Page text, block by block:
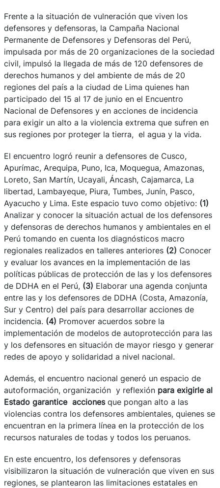
Frente a la situación de vulneración que viven los
defensores y defensoras, la Campaña Nacional
Permanente de Defensores y Defensoras del Perú,
impulsada por más de 20 organizaciones de la sociedad
civil, impulsó la llegada de más de 120 defensores de
derechos humanos y del ambiente de más de 20
regiones del país a la ciudad de Lima quienes han
participado del 15 al 17 de junio en el Encuentro
Nacional de Defensores y en acciones de incidencia
para exigir un alto a la violencia extrema que sufren en
sus regiones por proteger la tierra, el agua y la vida.
El encuentro logró reunir a defensores de Cusco,
Apurímac, Arequipa, Puno, Ica, Moquegua, Amazonas,
Loreto, San Martín, Ucayali, Áncash, Cajamarca, La
libertad, Lambayeque, Piura, Tumbes, Junín, Pasco,
Ayacucho y Lima. Este espacio tuvo como objetivo: (1)
Analizar y conocer la situación actual de los defensores
y defensoras de derechos humanos y ambientales en el
Perú tomando en cuenta los diagnósticos macro
regionales realizados en talleres anteriores (2) Conocer
y evaluar los avances en la implementación de las
políticas públicas de protección de las y los defensores
de DDHA en el Perú, (3) Elaborar una agenda conjunta
entre las y los defensores de DDHA (Costa, Amazonía,
Sur y Centro) del país para desarrollar acciones de
incidencia. (4) Promover acuerdos sobre la
implementación de modelos de autoprotección para las
y los defensores en situación de mayor riesgo y generar
redes de apoyo y solidaridad a nivel nacional.
Además, el encuentro nacional generó un espacio de
autoformación, organización y reflexión para exigirle al
Estado garantice acciones que pongan alto a las
violencias contra los defensores ambientales, quienes se
encuentran en la primera línea en la protección de los
recursos naturales de todas y todos los peruanos.
En este encuentro, los defensores y defensoras
visibilizaron la situación de vulneración que viven en sus
regiones, se plantearon las limitaciones estatales en